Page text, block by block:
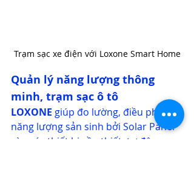
Trạm sạc xe điện với Loxone Smart Home
Quản lý năng lượng thông
minh, trạm sạc ô tô
LOXONE giúp đo lường, điều phối
năng lượng sản sinh bởi Solar Panel
vào các thiết bị cần thiết, tự động